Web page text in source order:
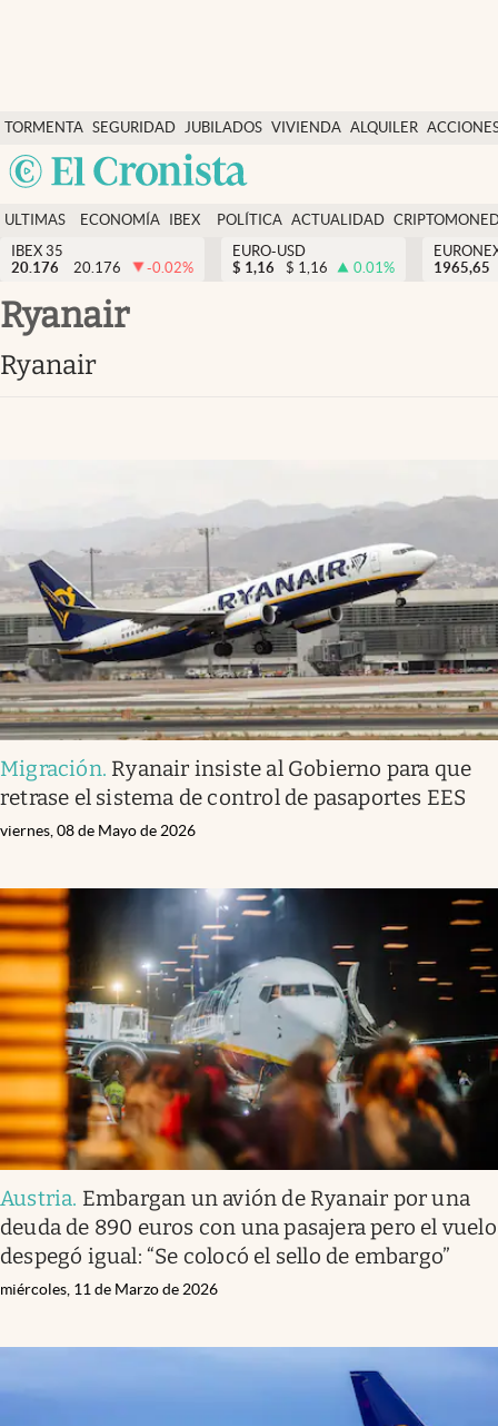
TORMENTA SEGURIDAD
SOCIAL
JUBILADOS VIVIENDA ALQUILER
USA
Economía y finanzas
Política
Actualidad
Criptomonedas
España
ULTIMAS
NOTICIAS
ECONOMÍA
FINANZAS
IBEX
EURO
POLÍTICA ACTUALIDAD
IBEX 35
20.176
20.176 -0.02%
EURO-USD
$ 1,16 $ 1,16 0.01%
1965,65
Ryanair
Ryanair
Migración. Ryanair insiste al Gobierno para que
retrase el sistema de control de pasaportes EES
viernes, 08 de Mayo de 2026
Austria. Embargan un avión de Ryanair por una
deuda de 890 euros con una pasajera pero el vuelo
despegó igual: “Se colocó el sello de embargo”
miércoles, 11 de Marzo de 2026